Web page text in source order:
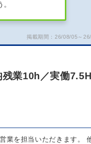
掲載期間：26/08/05～
業10h／実働7.5H
業を担当いただきます。